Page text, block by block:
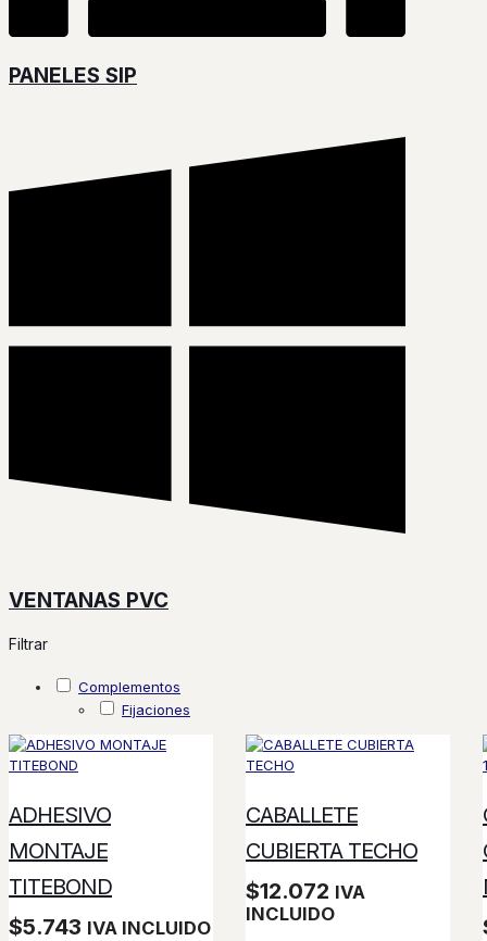
PANELES SIP
VENTANAS PVC
Filtrar
Complementos
Fijaciones
ADHESIVO
MONTAJE
TITEBOND
$5.743 IVA INCLUIDO
CABALLETE
CUBIERTA TECHO
$12.072 IVA
INCLUIDO